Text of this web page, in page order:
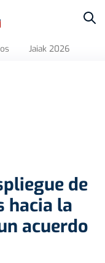
Jaiak 2026
de
hacia la
acuerdo